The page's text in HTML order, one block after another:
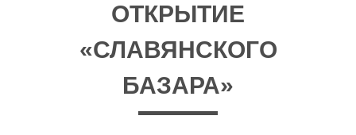
ОТКРЫТИЕ
«СЛАВЯНСКОГО
БАЗАРА»